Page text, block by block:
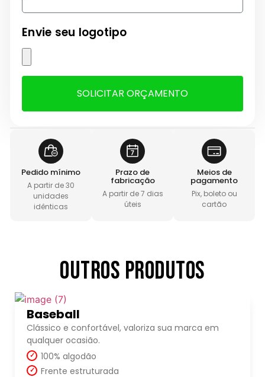
Envie seu logotipo
SOLICITAR ORÇAMENTO
Pedido mínimo
A partir de 30
unidades
idênticas
Prazo de
fabricação
A partir de 7 dias
úteis
Meios de
pagamento
Pix, boleto ou
cartão
Outros produtos
Baseball
Clássico e confortável, valoriza sua marca em
qualquer ocasião.
100% algodão
Frente estruturada